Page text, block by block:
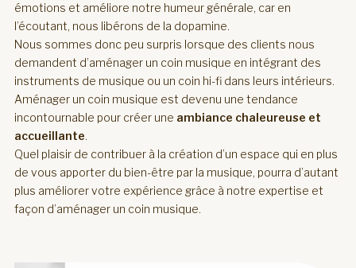
émotions et améliore notre humeur générale, car en
l’écoutant, nous libérons de la dopamine.
Nous sommes donc peu surpris lorsque des clients nous
demandent d’aménager un coin musique en intégrant des
instruments de musique ou un coin hi-fi dans leurs intérieurs.
Aménager un coin musique est devenu une tendance
incontournable pour créer une ambiance chaleureuse et
accueillante.
Quel plaisir de contribuer à la création d’un espace qui en plus
de vous apporter du bien-être par la musique, pourra d’autant
plus améliorer votre expérience grâce à notre expertise et
façon d’aménager un coin musique.